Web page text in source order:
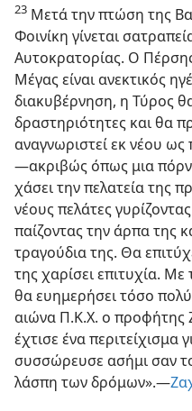
23 Μετά την πτώση της
Φοινίκη γίνεται
Αυτοκρατορίας. Ο
Μέγας είναι ανεκτικός
διακυβέρνηση, η Τύρος
δραστηριότητες και θα
αναγνωριστεί εκ νέου
—ακριβώς όπως μια
χάσει την πελατεία της
νέους πελάτες
παίζοντας την άρπα της
τραγούδια της. Θα
της χαρίσει επιτυχία.
θα ευημερήσει τόσο
αιώνα Π.Κ.Χ. ο προφήτης
έχτισε ένα περιτείχισμα
συσσώρευσε ασήμι σαν
λάσπη των δρόμων».—